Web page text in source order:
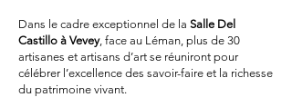
Dans le cadre exceptionnel de la Salle Del
Castillo à Vevey, face au Léman, plus de 30
artisanes et artisans d’art se réuniront pour
célébrer l’excellence des savoir-faire et la richesse
du patrimoine vivant.